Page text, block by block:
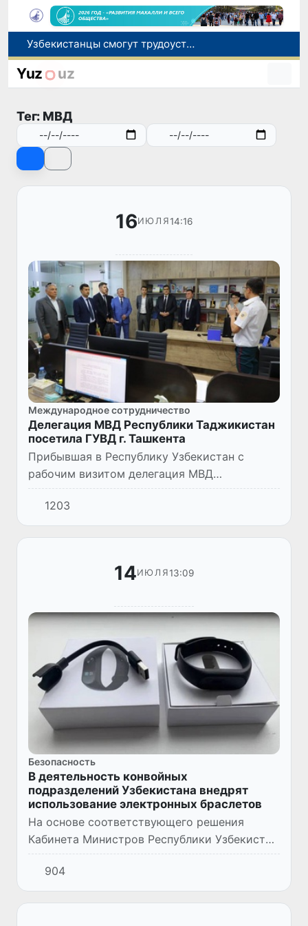
Узбекистанцы смогут трудоустроиться на сезонные сельхозработы в США по программе H-2A
В шести городах Ташкентской области модернизируют систему общественного транспорта
В Узбекистане стартовал месячник Целей устойчивого развития
Yuz uz
Тег: МВД
16ИЮЛЯ14:16
Международное сотрудничество
Делегация МВД Республики Таджикистан
посетила ГУВД г. Ташкента
Прибывшая в Республику Узбекистан с
рабочим визитом делегация МВД
Республики Таджикистан посетила Главное
управление внутренних дел г. Ташкента.
Рабочую группы возглавляет национал...
1203
14ИЮЛЯ13:09
Безопасность
В деятельность конвойных
подразделений Узбекистана внедрят
использование электронных браслетов
На основе соответствующего решения
Кабинета Министров Республики Узбекистан
в целях предотвращения побега лиц,
подозреваемых в совершении преступления,
к которым применена мера пре...
904